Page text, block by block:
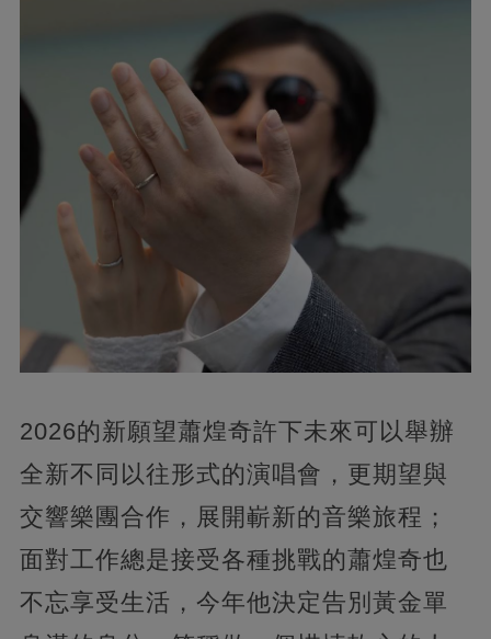
2026的新願望蕭煌奇許下未來可以舉辦
全新不同以往形式的演唱會，更期望與
交響樂團合作，展開嶄新的音樂旅程；
面對工作總是接受各種挑戰的蕭煌奇也
不忘享受生活，今年他決定告別黃金單